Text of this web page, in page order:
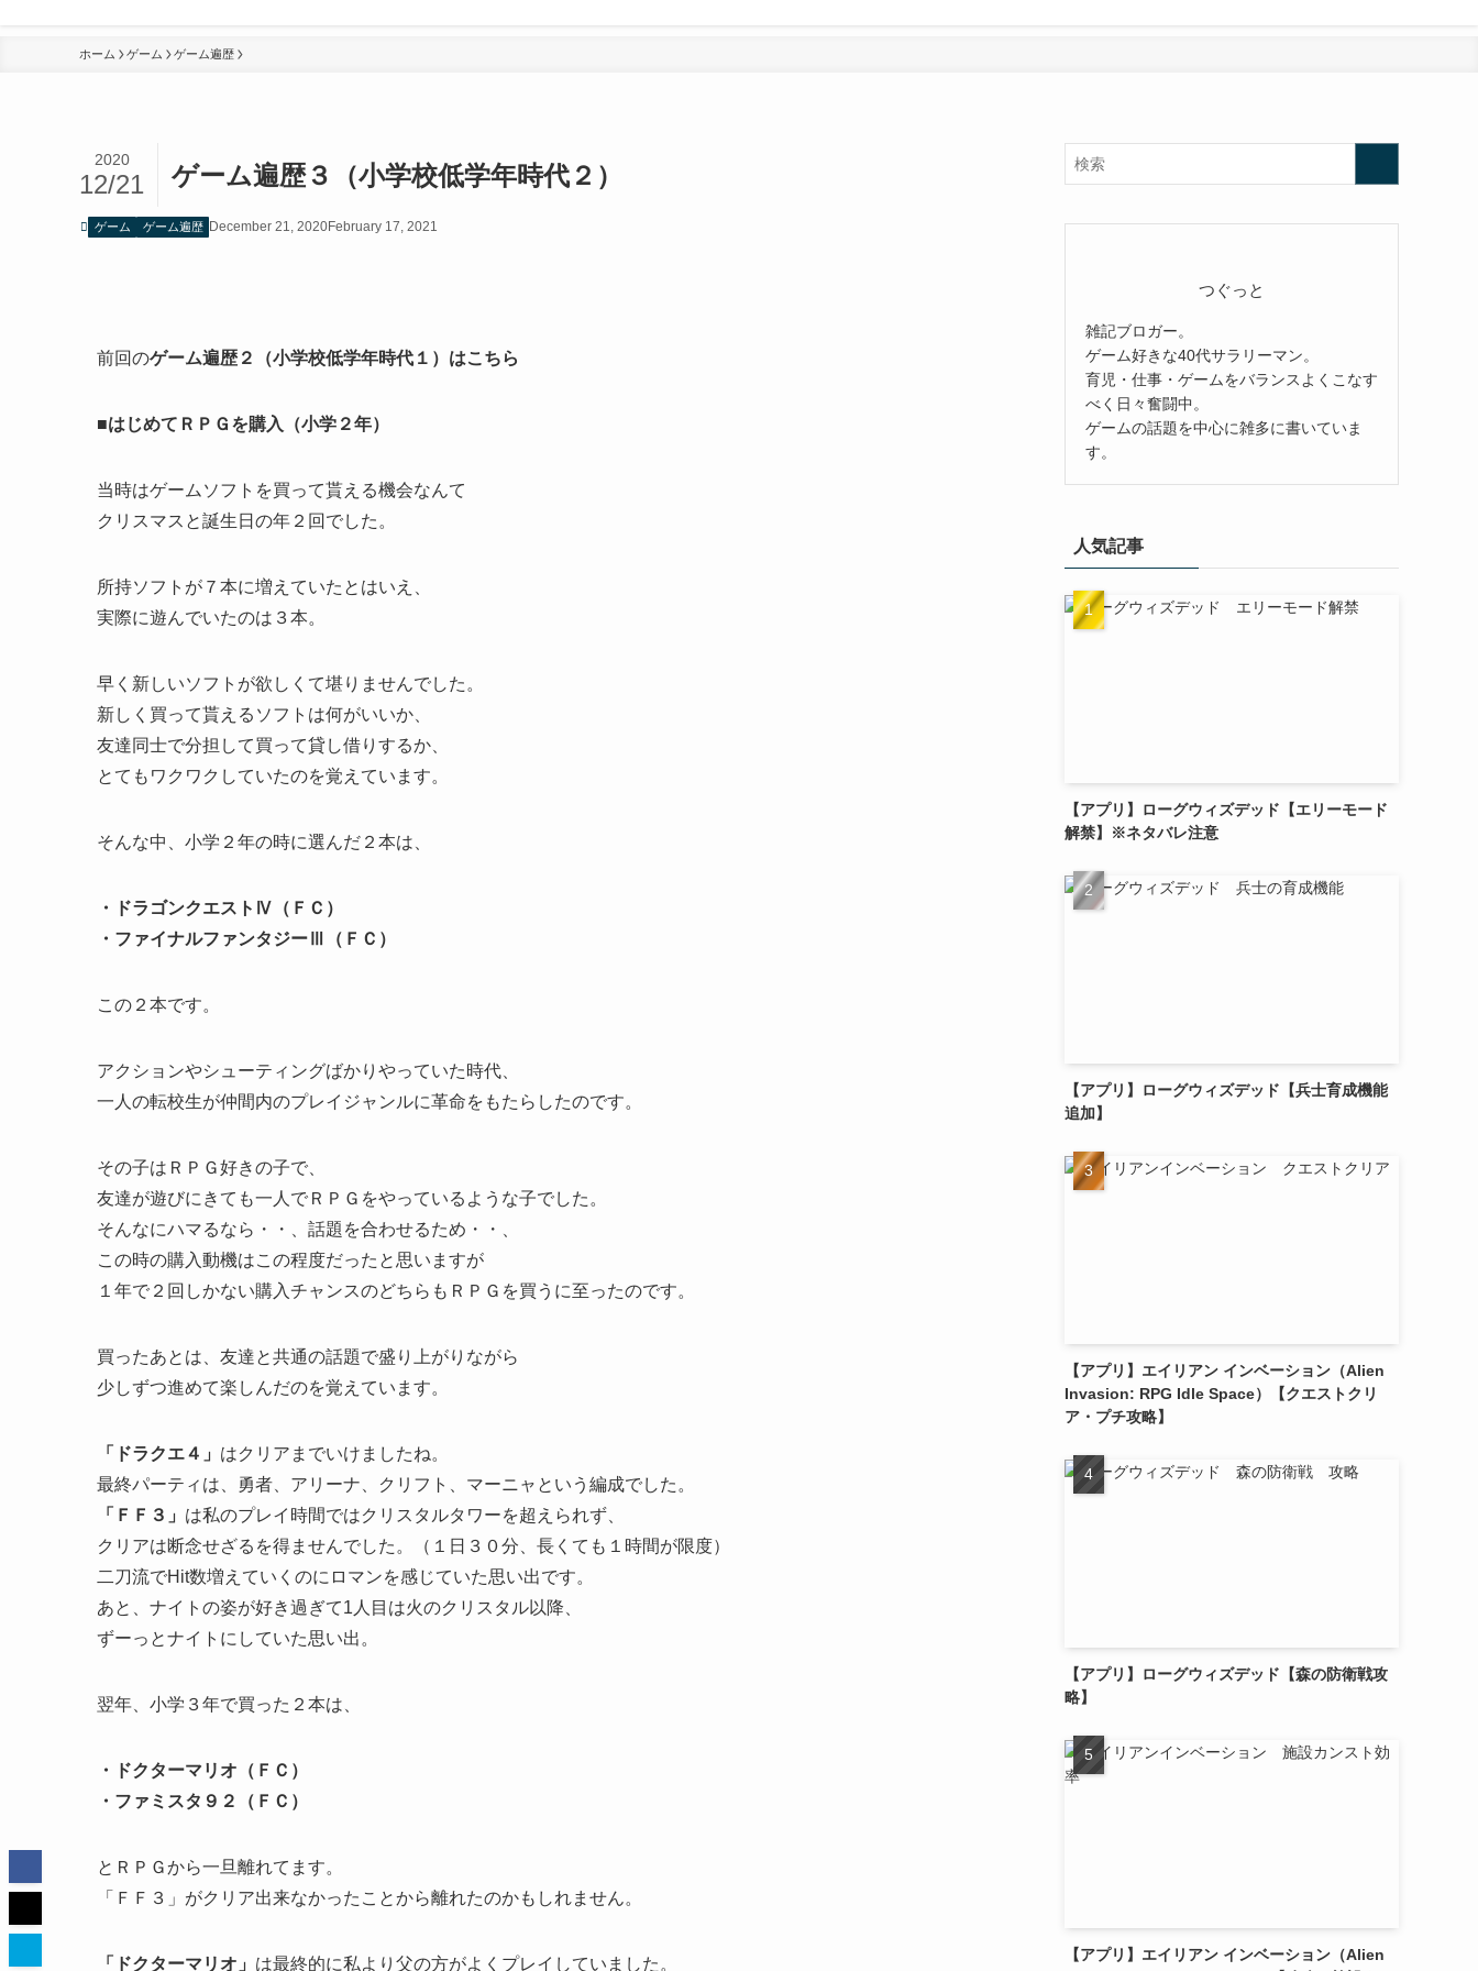
ホーム ゲーム ゲーム遍歴
ゲーム遍歴３（小学校低学年時代２）
2020
12/21
ゲーム ゲーム遍歴 December 21, 2020February 17, 2021
前回のゲーム遍歴２（小学校低学年時代１）はこちら
■はじめてＲＰＧを購入（小学２年）
当時はゲームソフトを買って貰える機会なんて
クリスマスと誕生日の年２回でした。
所持ソフトが７本に増えていたとはいえ、
実際に遊んでいたのは３本。
早く新しいソフトが欲しくて堪りませんでした。
新しく買って貰えるソフトは何がいいか、
友達同士で分担して買って貸し借りするか、
とてもワクワクしていたのを覚えています。
そんな中、小学２年の時に選んだ２本は、
・ドラゴンクエストⅣ（ＦＣ）
・ファイナルファンタジーⅢ（ＦＣ）
この２本です。
アクションやシューティングばかりやっていた時代、
一人の転校生が仲間内のプレイジャンルに革命をもたらしたのです。
その子はＲＰＧ好きの子で、
友達が遊びにきても一人でＲＰＧをやっているような子でした。
そんなにハマるなら・・、話題を合わせるため・・、
この時の購入動機はこの程度だったと思いますが
１年で２回しかない購入チャンスのどちらもＲＰＧを買うに至ったのです。
買ったあとは、友達と共通の話題で盛り上がりながら
少しずつ進めて楽しんだのを覚えています。
「ドラクエ４」 はクリアまでいけましたね。
最終パーティは、勇者、アリーナ、クリフト、マーニャという編成でした。
「ＦＦ３」 は私のプレイ時間ではクリスタルタワーを超えられず、
クリアは断念せざるを得ませんでした。（１日３０分、長くても１時間が限度）
二刀流でHit数増えていくのにロマンを感じていた思い出です。
あと、ナイトの姿が好き過ぎて1人目は火のクリスタル以降、
ずーっとナイトにしていた思い出。
翌年、小学３年で買った２本は、
・ドクターマリオ（ＦＣ）
・ファミスタ９２（ＦＣ）
とＲＰＧから一旦離れてます。
「ＦＦ３」がクリア出来なかったことから離れたのかもしれません。
「ドクターマリオ」 は最終的に私より父の方がよくプレイしていました。
つぐっと
雑記ブロガー。
ゲーム好きな40代サラリーマン。
育児・仕事・ゲームをバランスよくこなす
べく日々奮闘中。
ゲームの話題を中心に雑多に書いていま
す。
人気記事
【アプリ】ローグウィズデッド【エリーモード
解禁】※ネタバレ注意
【アプリ】ローグウィズデッド【兵士育成機能
追加】
【アプリ】エイリアン インベーション（Alien
Invasion: RPG Idle Space）【クエストクリ
ア・プチ攻略】
【アプリ】ローグウィズデッド【森の防衛戦攻
略】
【アプリ】エイリアン インベーション（Alien